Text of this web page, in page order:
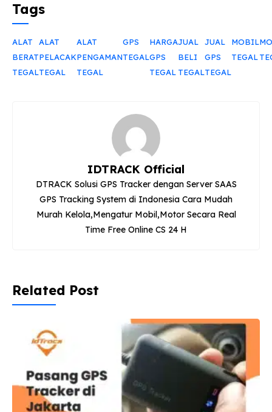
Tags
ALAT
BERAT
TEGAL
ALAT
PELACAK
TEGAL
ALAT
PENGAMAN
TEGAL
GPS
TEGAL
HARGA
GPS
TEGAL
JUAL
BELI
TEGAL
JUAL
GPS
TEGAL
MOBIL
TEGAL
IDTRACK Official
DTRACK Solusi GPS Tracker dengan Server SAAS
GPS Tracking System di Indonesia Cara Mudah
Murah Kelola,Mengatur Mobil,Motor Secara Real
Time Free Online CS 24 H
Related Post